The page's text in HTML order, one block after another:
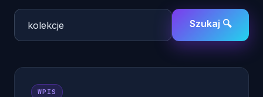
Szukaj 🔍
WPIS